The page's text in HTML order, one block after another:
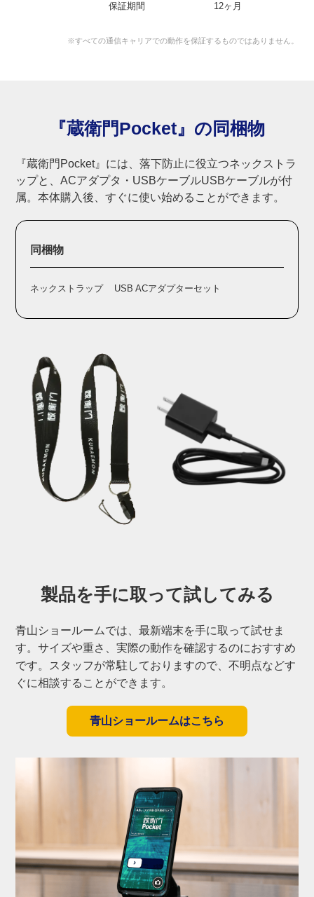
保証期間 12ヶ月
※すべての通信キャリアでの動作を保証するものではありません。
『蔵衛門Pocket』の同梱物
『蔵衛門Pocket』には、落下防止に役立つネックストラ
ップと、ACアダプタ・USBケーブルUSBケーブルが付
属。本体購入後、すぐに使い始めることができます。
同梱物
ネックストラップ USB ACアダプターセット
製品を手に取って試してみる
青山ショールームでは、最新端末を手に取って試せま
す。サイズや重さ、実際の動作を確認するのにおすすめ
です。スタッフが常駐しておりますので、不明点などす
ぐに相談することができます。
青山ショールームはこちら